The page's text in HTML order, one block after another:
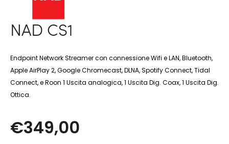
NAD CS1
Endpoint Network Streamer con connessione Wifi e LAN, Bluetooth,
Apple AirPlay 2, Google Chromecast, DLNA, Spotify Connect, Tidal
Connect, e Roon 1 Uscita analogica, 1 Uscita Dig. Coax, 1 Uscita Dig.
Ottica.
€349,00